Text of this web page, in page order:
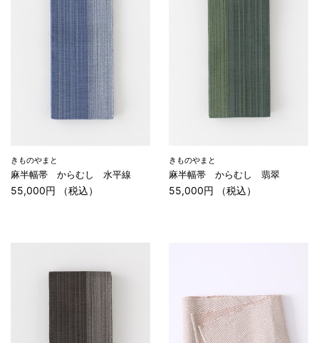
きものやまと
麻半幅帯 からむし 水平線
55,000円 （税込）
きものやまと
麻半幅帯 からむし 翡翠
55,000円 （税込）